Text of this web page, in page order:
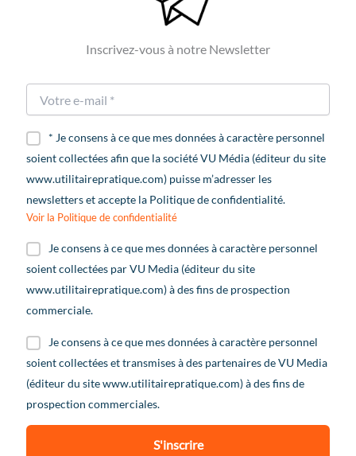
Inscrivez-vous à notre Newsletter
* Je consens à ce que mes données à caractère personnel
soient collectées afin que la société VU Média (éditeur du site
www.utilitairepratique.com) puisse m’adresser les
newsletters et accepte la Politique de confidentialité.
Voir la Politique de confidentialité
Je consens à ce que mes données à caractère personnel
soient collectées par VU Media (éditeur du site
www.utilitairepratique.com) à des fins de prospection
commerciale.
Je consens à ce que mes données à caractère personnel
soient collectées et transmises à des partenaires de VU Media
(éditeur du site www.utilitairepratique.com) à des fins de
prospection commerciales.
S'inscrire